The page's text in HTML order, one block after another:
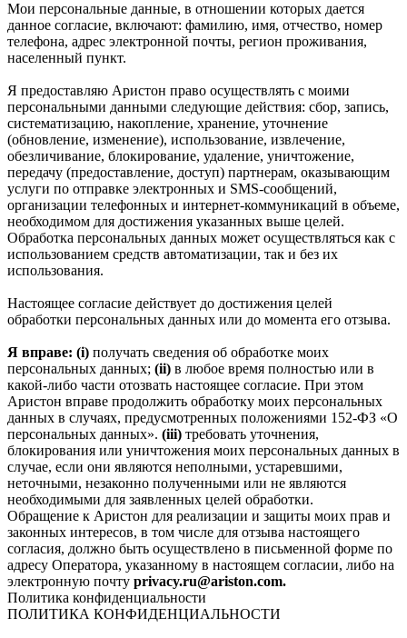
Мои персональные данные, в отношении которых дается
данное согласие, включают: фамилию, имя, отчество, номер
телефона, адрес электронной почты, регион проживания,
населенный пункт.
Я предоставляю Аристон право осуществлять с моими
персональными данными следующие действия: сбор, запись,
систематизацию, накопление, хранение, уточнение
(обновление, изменение), использование, извлечение,
обезличивание, блокирование, удаление, уничтожение,
передачу (предоставление, доступ) партнерам, оказывающим
услуги по отправке электронных и SMS‑сообщений,
организации телефонных и интернет‑коммуникаций в объеме,
необходимом для достижения указанных выше целей.
Обработка персональных данных может осуществляться как с
использованием средств автоматизации, так и без их
использования.
Настоящее согласие действует до достижения целей
обработки персональных данных или до момента его отзыва.
Я вправе: (i) получать сведения об обработке моих
персональных данных; (ii) в любое время полностью или в
какой-либо части отозвать настоящее согласие. При этом
Аристон вправе продолжить обработку моих персональных
данных в случаях, предусмотренных положениями 152-ФЗ «О
персональных данных». (iii) требовать уточнения,
блокирования или уничтожения моих персональных данных в
случае, если они являются неполными, устаревшими,
неточными, незаконно полученными или не являются
необходимыми для заявленных целей обработки.
Обращение к Аристон для реализации и защиты моих прав и
законных интересов, в том числе для отзыва настоящего
согласия, должно быть осуществлено в письменной форме по
адресу Оператора, указанному в настоящем согласии, либо на
электронную почту privacy.ru@ariston.com.
Политика конфиденциальности
ПОЛИТИКА КОНФИДЕНЦИАЛЬНОСТИ